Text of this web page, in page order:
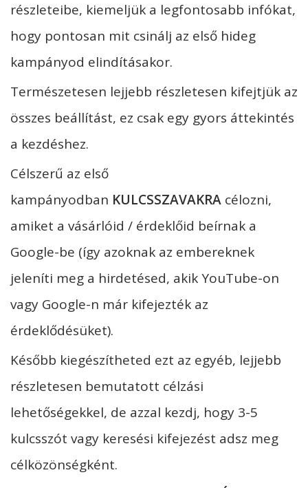
részleteibe, kiemeljük a legfontosabb infókat,
hogy pontosan mit csinálj az első hideg
kampányod elindításakor.
Természetesen lejjebb részletesen kifejtjük az
összes beállítást, ez csak egy gyors áttekintés
a kezdéshez.
Célszerű az első
kampányodban KULCSSZAVAKRA célozni,
amiket a vásárlóid / érdeklőid beírnak a
Google-be (így azoknak az embereknek
jeleníti meg a hirdetésed, akik YouTube-on
vagy Google-n már kifejezték az
érdeklődésüket).
Később kiegészítheted ezt az egyéb, lejjebb
részletesen bemutatott célzási
lehetőségekkel, de azzal kezdj, hogy 3-5
kulcsszót vagy keresési kifejezést adsz meg
célközönségként.